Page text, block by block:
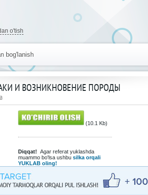
o'tish
bog'lanish
И ВОЗНИКНОВЕНИЕ ПОРОДЫ
(10.1 Kb)
Diqqat! Agar referat yuklashda
muammo bo'lsa ushbu silka orqali
YUKLAB oling!